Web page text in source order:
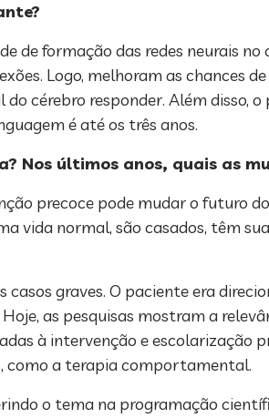
de formação das redes neurais no
Logo, melhoram as chances
cérebro responder. Além disso,
é até os três anos.
Nos últimos anos, quais as
precoce pode mudar o futuro
vida normal, são casados, têm
graves. O paciente era
as pesquisas mostram a
à intervenção e escolarização
como a terapia comportamental.
o tema na programação